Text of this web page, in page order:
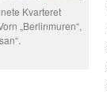
Kvarteret
„Berlinmuren“,